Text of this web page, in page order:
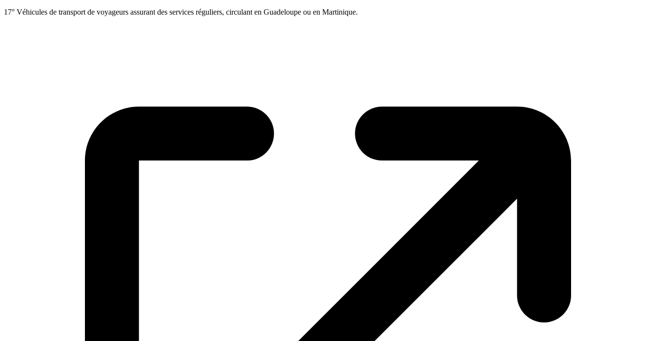
17° Véhicules de transport de voyageurs assurant des services réguliers, circulant en Guadeloupe ou en Martinique.